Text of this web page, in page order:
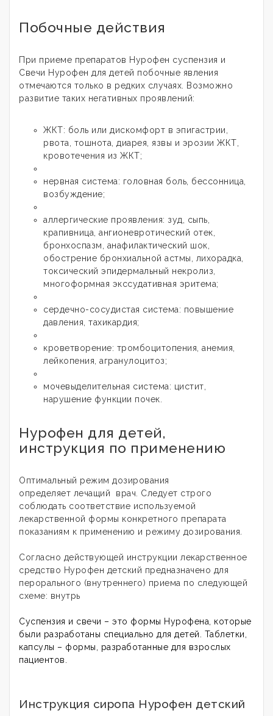
Побочные действия
При приеме препаратов Нурофен суспензия и
Свечи Нурофен для детей побочные явления
отмечаются только в редких случаях. Возможно
развитие таких негативных проявлений:
ЖКТ: боль или дискомфорт в эпигастрии,
рвота, тошнота, диарея, язвы и эрозии ЖКТ,
кровотечения из ЖКТ;
нервная система: головная боль, бессонница,
возбуждение;
аллергические проявления: зуд, сыпь,
крапивница, ангионевротический отек,
бронхоспазм, анафилактический шок,
обострение бронхиальной астмы, лихорадка,
токсический эпидермальный некролиз,
многоформная экссудативная эритема;
сердечно-сосудистая система: повышение
давления, тахикардия;
кроветворение: тромбоцитопения, анемия,
лейкопения, агранулоцитоз;
мочевыделительная система: цистит,
нарушение функции почек.
Нурофен для детей,
инструкция по применению
Оптимальный режим дозирования
определяет лечащий врач. Следует строго
соблюдать соответствие используемой
лекарственной формы конкретного препарата
показаниям к применению и режиму дозирования.
Согласно действующей инструкции лекарственное
средство Нурофен детский предназначено для
перорального (внутреннего) приема по следующей
схеме: внутрь
Суспензия и свечи – это формы Нурофена, которые
были разработаны специально для детей. Таблетки,
капсулы – формы, разработанные для взрослых
пациентов.
Инструкция сиропа Нурофен детский